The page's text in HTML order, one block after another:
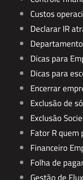
Custos
Declarar IR
Dicas para
Dicas para
Encerrar
Exclusão de
Exclusão
Fator R
Financeiro
Folha de